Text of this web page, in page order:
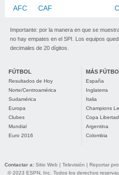
AFC CAF
Importante: por la manera en que se
no hay empates en el SPI. Los equipos
decimales de 20 dígitos.
FÚTBOL
Resultados de Hoy
Norte/Centroamérica
Sudamérica
Europa
Clubes
Mundial
Euro 2016
MÁS
España
Inglaterra
Italia
Champions
Copa
Argentina
Colombia
Contactar a: Sitio Web | Televisión | Reportar
© 2023 ESPN, Inc. Todos los derechos